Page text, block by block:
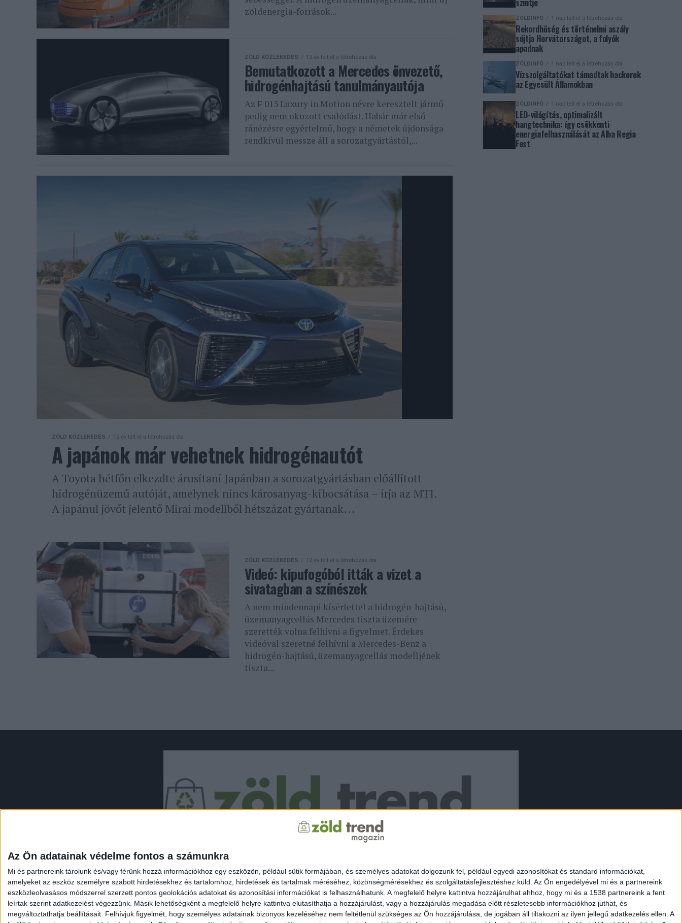
Az Ön adatainak védelme fontos a számunkra
Mi és partnereink tárolunk és/vagy férünk hozzá információkhoz egy eszközön, például sütik formájában, és személyes adatokat dolgozunk fel, például egyedi azonosítókat és standard információkat,
amelyeket az eszköz személyre szabott hirdetésekhez és tartalomhoz, hirdetések és tartalmak méréséhez, közönségmérésekhez és szolgáltatásfejlesztéshez küld. Az Ön engedélyével mi és a partnereink
eszközleolvasásos módszerrel szerzett pontos geolokációs adatokat és azonosítási információkat is felhasználhatunk. A megfelelő helyre kattintva hozzájárulhat ahhoz, hogy mi és a 1538 partnereink a fent
leírtak szerint adatkezelést végezzünk. Másik lehetőségként a megfelelő helyre kattintva elutasíthatja a hozzájárulást, vagy a hozzájárulás megadása előtt részletesebb információkhoz juthat, és
megváltoztathatja beállításait. Felhívjuk figyelmét, hogy személyes adatainak bizonyos kezeléséhez nem feltétlenül szükséges az Ön hozzájárulása, de jogában áll tiltakozni az ilyen jellegű adatkezelés ellen. A
zöldenergia-források...
ZÖLD KÖZLEKEDÉS 12 év telt el a létrehozás óta
Bemutatkozott a Mercedes önvezető,
hidrogénhajtású tanulmányautója
Az F 015 Luxury in Motion névre keresztelt jármű
pedig nem okozott csalódást. Habár már első
ránézésre egyértelmű, hogy a németek újdonsága
rendkívül messze áll a sorozatgyártástól,...
ZÖLD KÖZLEKEDÉS 12 év telt el a létrehozás óta
A japánok már vehetnek hidrogénautót
A Toyota hétfőn elkezdte árusítani Japánban a sorozatgyártásban előállított
hidrogénüzemű autóját, amelynek nincs károsanyag-kibocsátása – írja az MTI.
A japánul jövőt jelentő Mirai modellből hétszázat gyártanak...
ZÖLD KÖZLEKEDÉS 12 év telt el a létrehozás óta
Videó: kipufogóból itták a vizet a
sivatagban a színészek
A nem mindennapi kísérlettel a hidrogén-hajtású,
üzemanyagcellás Mercedes tiszta üzemére
szerették volna felhívni a figyelmet. Érdekes
videóval szeretné felhívni a Mercedes-Benz a
hidrogén-hajtású, üzemanyagcellás modelljének
tiszta...
szintje
ZÖLDINFÓ 1 nap telt el a létrehozás óta
Rekordhőség és történelmi aszály
sújtja Horvátországot, a folyók
apadnak
ZÖLDINFÓ 1 nap telt el a létrehozás óta
Vízszolgáltatókat támadtak hackerek
az Egyesült Államokban
ZÖLDINFÓ 1 nap telt el a létrehozás óta
LED-világítás, optimalizált
hangtechnika: így csökkenti
energiafelhasználását az Alba Regia
Fest
NYITÓLAP ZÖLD KÖZLEKEDÉS ÖKO FASHION ZÖLD ENERGIA OTTHON ZÖLDINFÓ UTAZÁS DESIGN